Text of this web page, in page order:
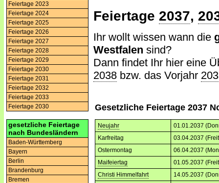
Feiertage 2023
Feiertage 2024
Feiertage 2025
Feiertage 2026
Feiertage 2027
Feiertage 2028
Feiertage 2029
Feiertage 2030
Feiertage 2031
Feiertage 2032
Feiertage 2033
Feiertage 2030
gesetzliche Feiertage
nach Bundesländern
Baden-Württemberg
Bayern
Berlin
Brandenburg
Bremen
Feiertage 2037,
Ihr wollt wissen wann die
Westfalen sind?
Dann findet Ihr hier eine
2038 bzw. das Vorjahr
Gesetzliche Feiertage 2037
Neujahr
01.01.2037
Karfreitag
03.04.2037
Ostermontag
06.04.2037
Maifeiertag
01.05.2037
Christi Himmelfahrt
14.05.2037